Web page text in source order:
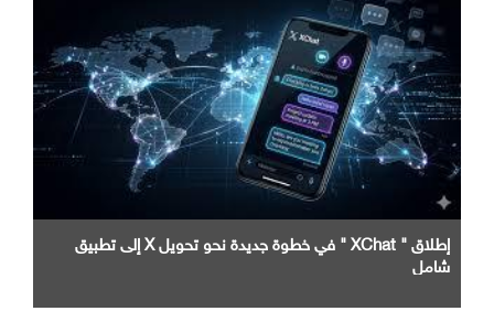
إطلاق " XChat " في خطوة جديدة نحو تحويل X إلى تطبيق
شامل